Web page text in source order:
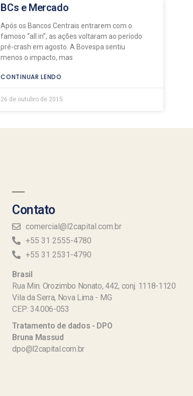
BCs e Mercado
Após os Bancos Centrais entrarem com o
famoso “all in”, as ações voltaram ao período
pré-crash em agosto. A Bovespa sentiu
menos o impacto, mas
CONTINUAR LENDO
26 de outubro de 2015
Contato
comercial@l2capital.com.br
+55 31 2555-4780
+55 31 2531-4790
Brasil
Rua Min. Orozimbo Nonato, 442, conj. 1118-1120
Vila da Serra, Nova Lima - MG
CEP: 34.006-053
Tratamento de dados - DPO
Bruna Massud
dpo@l2capital.com.br